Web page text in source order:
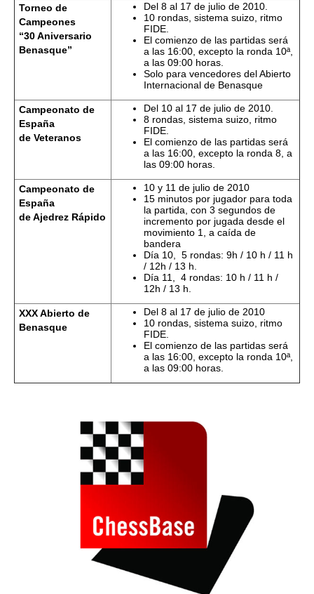
Torneo de
Campeones
“30 Aniversario
Benasque”
Del 8 al 17 de julio de 2010.
10 rondas, sistema suizo, ritmo
FIDE.
El comienzo de las partidas será
a las 16:00, excepto la ronda 10ª,
a las 09:00 horas.
Solo para vencedores del Abierto
Internacional de Benasque
Campeonato de
España
de Veteranos
Del 10 al 17 de julio de 2010.
8 rondas, sistema suizo, ritmo
FIDE.
El comienzo de las partidas será
a las 16:00, excepto la ronda 8, a
las 09:00 horas.
Campeonato de
España
de Ajedrez Rápido
10 y 11 de julio de 2010
15 minutos por jugador para toda
la partida, con 3 segundos de
incremento por jugada desde el
movimiento 1, a caída de
bandera
Día 10, 5 rondas: 9h / 10 h / 11 h
/ 12h / 13 h.
Día 11, 4 rondas: 10 h / 11 h /
12h / 13 h.
XXX Abierto de
Benasque
Del 8 al 17 de julio de 2010
10 rondas, sistema suizo, ritmo
FIDE.
El comienzo de las partidas será
a las 16:00, excepto la ronda 10ª,
a las 09:00 horas.